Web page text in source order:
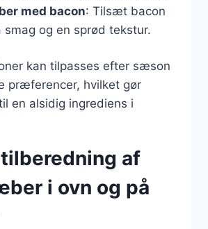
med bacon: Tilsæt bacon
smag og en sprød tekstur.
kan tilpasses efter sæson
præferencer, hvilket gør
en alsidig ingrediens i
af
i ovn og på